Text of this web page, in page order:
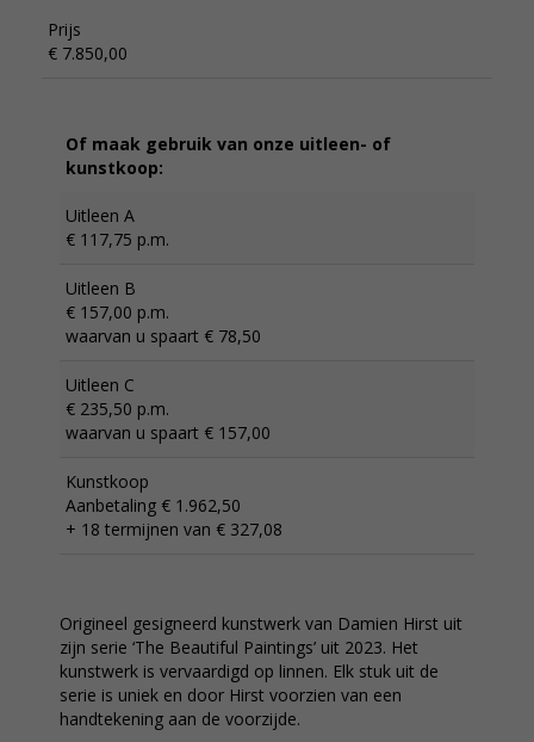
Prijs
€ 7.850,00
Of maak gebruik van onze uitleen- of
kunstkoop:
Uitleen A
€ 117,75 p.m.
Uitleen B
€ 157,00 p.m.
waarvan u spaart € 78,50
Uitleen C
€ 235,50 p.m.
waarvan u spaart € 157,00
Kunstkoop
Aanbetaling € 1.962,50
+ 18 termijnen van € 327,08
Origineel gesigneerd kunstwerk van Damien Hirst uit
zijn serie ‘The Beautiful Paintings’ uit 2023. Het
kunstwerk is vervaardigd op linnen. Elk stuk uit de
serie is uniek en door Hirst voorzien van een
handtekening aan de voorzijde.